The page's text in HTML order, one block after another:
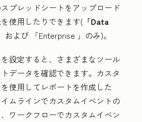
プレッドシートをアップロード
使用したりできます( 「Data
」および 「Enterprise 」のみ)。
設定すると、さまざまなツール
データを確認できます。カスタ
使用してレポートを作成した
ムラインでカスタムイベントの
ワークフローでカスタムイベン